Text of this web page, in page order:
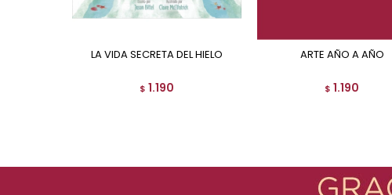
LA VIDA SECRETA DEL HIELO
$ 1.190
ARTE AÑO A AÑO
$ 1.190